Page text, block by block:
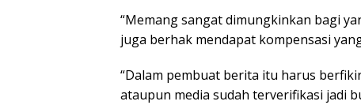
“Memang sangat dimungkinkan bagi
juga berhak mendapat kompensasi
“Dalam pembuat berita itu harus
ataupun media sudah terverifikasi jadi